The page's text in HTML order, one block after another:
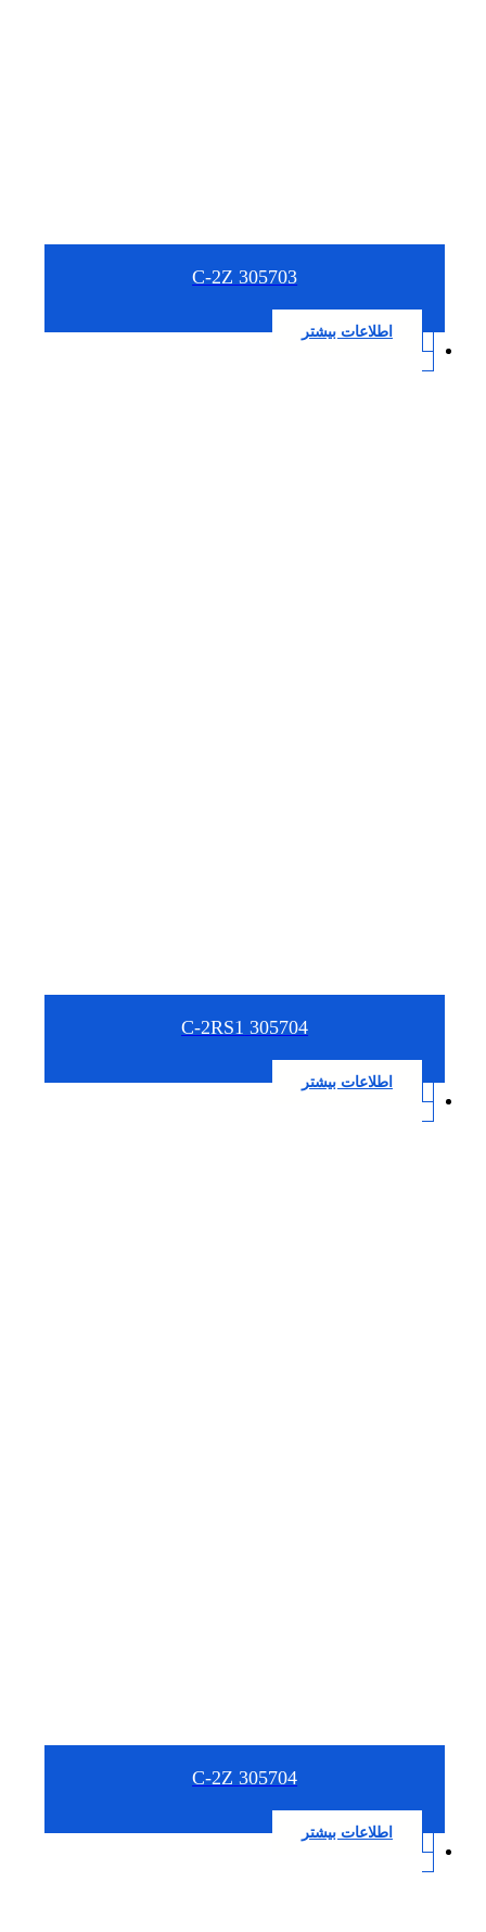
305703 C-2Z
اطلاعات بیشتر
305704 C-2RS1
اطلاعات بیشتر
305704 C-2Z
اطلاعات بیشتر